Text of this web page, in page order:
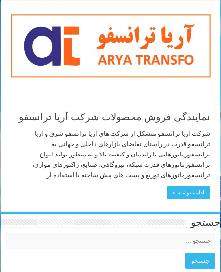
نمایندگی فروش محصولات شرکت آریا ترانسفو
شرکت آریا ترانسفو متشکل از شرکت های آریا ترانسفو شرق و آریا
ترانسفو قدرت در راستای تقاضای بازارهای داخلی و جهانی به
ترانسفورماتورهایی با راندمان و کیفیت بالا و به منظور تولید انواع
ترانسفورماتورهای قدرت شبکه، نیروگاهی، صنایع، راکتورهای موازی،
ترانسفورماتورهای توزیع و پست های پیش ساخته با استفاده از …
ادامه نوشته »
جستجو